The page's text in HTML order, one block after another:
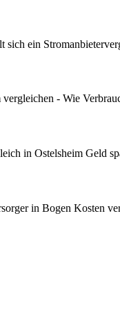
ein
- Wie
in Ostelsheim Geld
in Bogen Kosten